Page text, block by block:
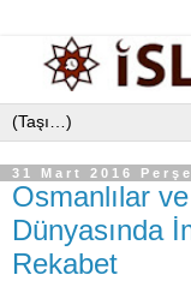
31 Mart 2016
Osmanlılar
Dünyasında
Rekabet